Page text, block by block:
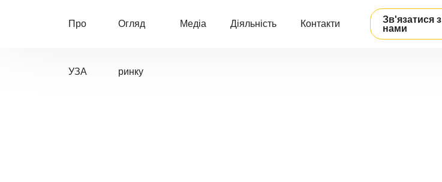
Про
УЗА
Огляд
ринку
Медіа Діяльність Контакти
Зв'язатися з
нами